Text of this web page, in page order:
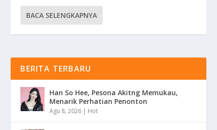
BACA SELENGKAPNYA
BERITA TERBARU
Han So Hee, Pesona Akitng Memukau,
Menarik Perhatian Penonton
Agu 8, 2026 | Hot